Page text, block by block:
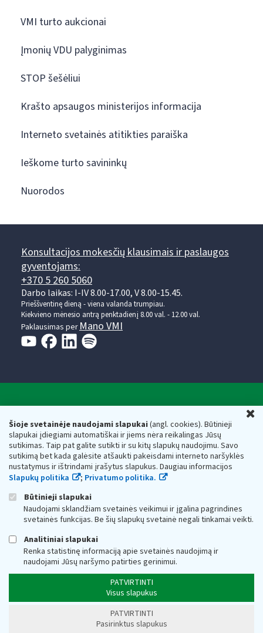
Šioje svetainėje naudojami slapukai(angl. cookies). Būtinieji
slapukai įdiegiami automatiškai ir jiems nėra reikalingas Jūsų
sutikimas. Taip pat galite sutikti ir su kitų slapukų naudojimu. Savo
sutikimą bet kada galėsite atšaukti pakeisdami interneto naršyklės
nustatymus ir ištrindami įrašytus slapukus. Daugiau informacijos
Slapukų politika
; Privatumo politika.
Būtinieji slapukai
Naudojami sklandžiam svetainės veikimui ir įgalina pagrindines
svetainės funkcijas. Be šių slapukų svetainė negali tinkamai veikti.
Analitiniai slapukai
Renka statistinę informaciją apie svetainės naudojimą ir
naudojami Jūsų naršymo patirties gerinimui.
PATVIRTINTI
Visus slapukus
PATVIRTINTI
Pasirinktus slapukus
VMI turto aukcionai
Įmonių VDU palyginimas
STOP šešėliui
Krašto apsaugos ministerijos informacija
Interneto svetainės atitikties paraiška
Ieškome turto savininkų
Nuorodos
Konsultacijos mokesčių klausimais ir paslaugos
gyventojams:
+370 5 260 5060
Darbo laikas: I-IV 8.00-17.00, V 8.00-15.45.
Prieššventinę dieną - viena valanda trumpiau.
Kiekvieno mėnesio antrą penktadienį 8.00 val. - 12.00 val.
Paklausimas perMano VMI
Valstybinė mokesčių inspekcija prie Lietuvos
Respublikos finansų ministerijos
Biudžetinė įstaiga. Juridinio asmens kodas — 188659752,
adresas: Vasario 16-osios g. 14, 01107 Vilnius, Lietuva, el.paštas:
vmi@vmi.lt , E. pristatymo dėžutės adresas 188659752
Duomenys apie Valstybinę mokesčių inspekciją prie Lietuvos
Respublikos finansų ministerijos kaupiami ir saugomi Juridinių